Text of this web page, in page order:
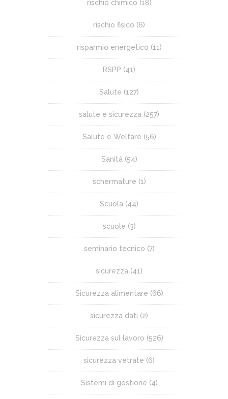
rischio chimico (18)
rischio fisico (6)
risparmio energetico (11)
RSPP (41)
Salute (127)
salute e sicurezza (257)
Salute e Welfare (56)
Sanità(54)
schermature (1)
Scuola (44)
scuole (3)
seminario tecnico (7)
sicurezza (41)
Sicurezza alimentare (66)
sicurezza dati (2)
Sicurezza sul lavoro (526)
sicurezza vetrate (6)
Sistemi di gestione (4)